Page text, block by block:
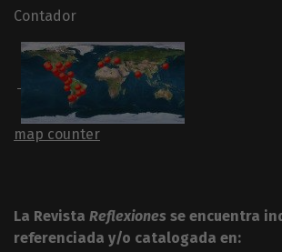
Contador
map counter
La Revista Reflexiones se encuentra
referenciada y/o catalogada en: